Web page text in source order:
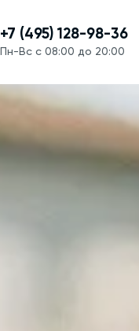
+7 (495) 128-98-36
Пн-Вс с 08:00 до 20:00